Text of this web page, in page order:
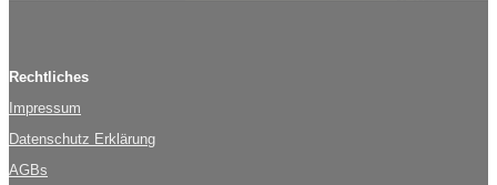
Rechtliches
Impressum
Datenschutz Erklärung
AGBs